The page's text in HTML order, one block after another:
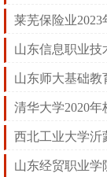
莱芜保险业
山东信息职业
山东师大基础
清华大学2020
西北工业大学
山东经贸职业